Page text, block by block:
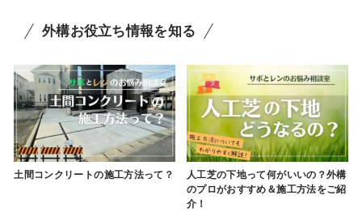
外構お役立ち情報を知る
土間コンクリートの施工方法って？
人工芝の下地って何がいいの？外構
のプロがおすすめ＆施工方法をご紹
介！